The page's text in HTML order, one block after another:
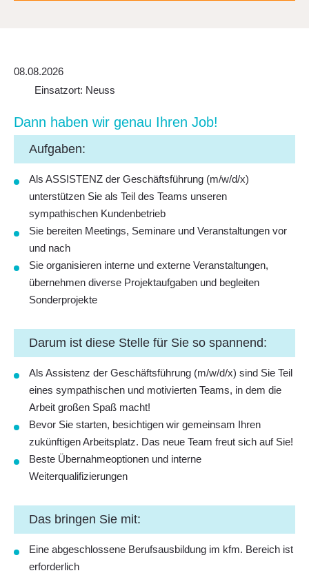
08.08.2026
Einsatzort: Neuss
Dann haben wir genau Ihren Job!
Aufgaben:
Als ASSISTENZ der Geschäftsführung (m/w/d/x)
unterstützen Sie als Teil des Teams unseren
sympathischen Kundenbetrieb
Sie bereiten Meetings, Seminare und Veranstaltungen vor
und nach
Sie organisieren interne und externe Veranstaltungen,
übernehmen diverse Projektaufgaben und begleiten
Sonderprojekte
Darum ist diese Stelle für Sie so spannend:
Als Assistenz der Geschäftsführung (m/w/d/x) sind Sie Teil
eines sympathischen und motivierten Teams, in dem die
Arbeit großen Spaß macht!
Bevor Sie starten, besichtigen wir gemeinsam Ihren
zukünftigen Arbeitsplatz. Das neue Team freut sich auf Sie!
Beste Übernahmeoptionen und interne
Weiterqualifizierungen
Das bringen Sie mit:
Eine abgeschlossene Berufsausbildung im kfm. Bereich ist
erforderlich